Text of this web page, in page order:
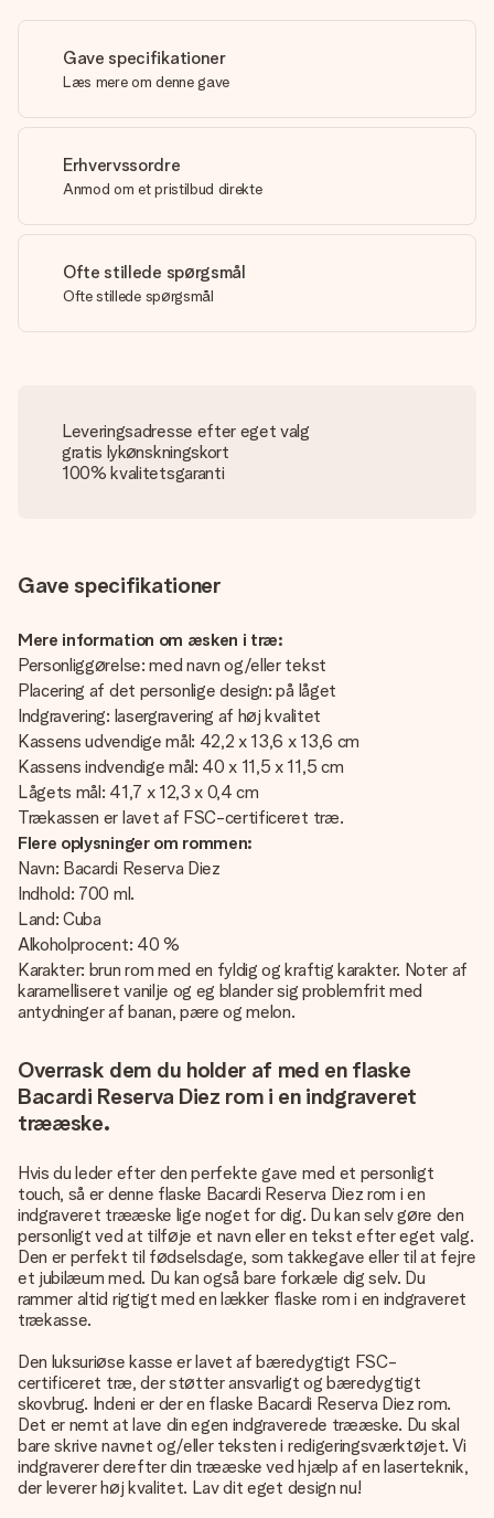
Gave specifikationer
Læs mere om denne gave
Erhvervssordre
Anmod om et pristilbud direkte
Ofte stillede spørgsmål
Ofte stillede spørgsmål
Leveringsadresse efter eget valg
gratis lykønskningskort
100% kvalitetsgaranti
Gave specifikationer
Mere information om æsken i træ:
Personliggørelse: med navn og/eller tekst
Placering af det personlige design: på låget
Indgravering: lasergravering af høj kvalitet
Kassens udvendige mål: 42,2 x 13,6 x 13,6 cm
Kassens indvendige mål: 40 x 11,5 x 11,5 cm
Lågets mål: 41,7 x 12,3 x 0,4 cm
Trækassen er lavet af FSC-certificeret træ.
Flere oplysninger om rommen:
Navn: Bacardi Reserva Diez
Indhold: 700 ml.
Land: Cuba
Alkoholprocent: 40 %
Karakter: brun rom med en fyldig og kraftig karakter. Noter af
karamelliseret vanilje og eg blander sig problemfrit med
antydninger af banan, pære og melon.
Overrask dem du holder af med en flaske
Bacardi Reserva Diez rom i en indgraveret
trææske.
Hvis du leder efter den perfekte gave med et personligt
touch, så er denne flaske Bacardi Reserva Diez rom i en
indgraveret trææske lige noget for dig. Du kan selv gøre den
personligt ved at tilføje et navn eller en tekst efter eget valg.
Den er perfekt til fødselsdage, som takkegave eller til at fejre
et jubilæum med. Du kan også bare forkæle dig selv. Du
rammer altid rigtigt med en lækker flaske rom i en indgraveret
trækasse.
Den luksuriøse kasse er lavet af bæredygtigt FSC-
certificeret træ, der støtter ansvarligt og bæredygtigt
skovbrug. Indeni er der en flaske Bacardi Reserva Diez rom.
Det er nemt at lave din egen indgraverede trææske. Du skal
bare skrive navnet og/eller teksten i redigeringsværktøjet. Vi
indgraverer derefter din trææske ved hjælp af en laserteknik,
der leverer høj kvalitet. Lav dit eget design nu!